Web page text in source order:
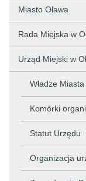
Miasto Oława
Rada Miejska w
Urząd Miejski w
Władze Miasta
Komórki
Statut Urzędu
Organizacja